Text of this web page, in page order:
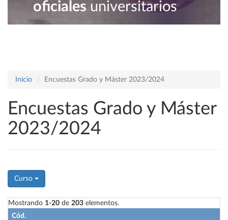
oficiales universitarios
Inicio Encuestas Grado y Máster 2023/2024
Encuestas Grado y Máster
2023/2024
Curso
Mostrando 1-20 de 203 elementos.
Cód.